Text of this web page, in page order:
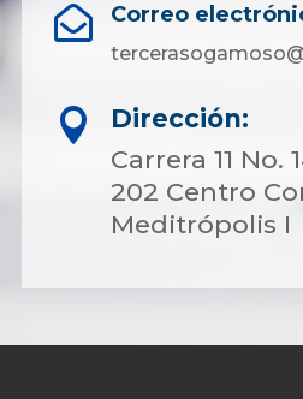
 Correo

Dirección:
Carrera 11 No.
202 Centro
Meditrópolis I